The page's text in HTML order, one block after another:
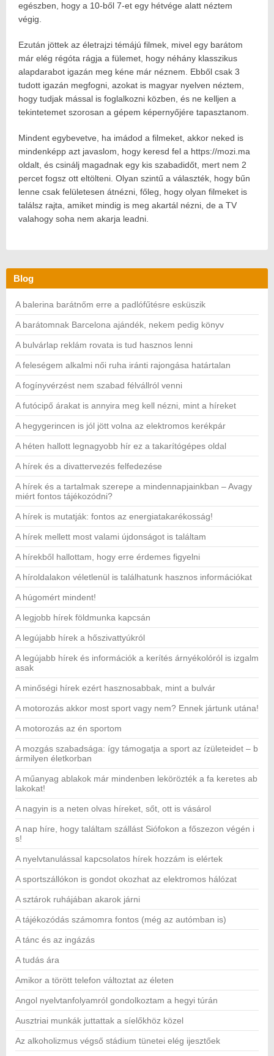
egészben, hogy a 10-ből 7-et egy hétvége alatt néztem
végig.
Ezután jöttek az életrajzi témájú filmek, mivel egy barátom
már elég régóta rágja a fülemet, hogy néhány klasszikus
alapdarabot igazán meg kéne már néznem. Ebből csak 3
tudott igazán megfogni, azokat is magyar nyelven néztem,
hogy tudjak mással is foglalkozni közben, és ne kelljen a
tekintetemet szorosan a gépem képernyőjére tapasztanom.
Mindent egybevetve, ha imádod a filmeket, akkor neked is
mindenképp azt javaslom, hogy keresd fel a https://mozi.ma
oldalt, és csinálj magadnak egy kis szabadidőt, mert nem 2
percet fogsz ott eltölteni. Olyan szintű a választék, hogy bűn
lenne csak felületesen átnézni, főleg, hogy olyan filmeket is
találsz rajta, amiket mindig is meg akartál nézni, de a TV
valahogy soha nem akarja leadni.
Blog
A balerina barátnőm erre a padlófűtésre esküszik
A barátomnak Barcelona ajándék, nekem pedig könyv
A bulvárlap reklám rovata is tud hasznos lenni
A feleségem alkalmi női ruha iránti rajongása határtalan
A fogínyvérzést nem szabad félvállról venni
A futócipő árakat is annyira meg kell nézni, mint a híreket
A hegygerincen is jól jött volna az elektromos kerékpár
A héten hallott legnagyobb hír ez a takarítógépes oldal
A hírek és a divattervezés felfedezése
A hírek és a tartalmak szerepe a mindennapjainkban – Avagy
miért fontos tájékozódni?
A hírek is mutatják: fontos az energiatakarékosság!
A hírek mellett most valami újdonságot is találtam
A hírekből hallottam, hogy erre érdemes figyelni
A híroldalakon véletlenül is találhatunk hasznos információkat
A húgomért mindent!
A legjobb hírek földmunka kapcsán
A legújabb hírek a hőszivattyúkról
A legújabb hírek és információk a kerítés árnyékolóról is izgalm
asak
A minőségi hírek ezért hasznosabbak, mint a bulvár
A motorozás akkor most sport vagy nem? Ennek jártunk utána!
A motorozás az én sportom
A mozgás szabadsága: így támogatja a sport az ízületeidet – b
ármilyen életkorban
A műanyag ablakok már mindenben lekörözték a fa keretes ab
lakokat!
A nagyin is a neten olvas híreket, sőt, ott is vásárol
A nap híre, hogy találtam szállást Siófokon a főszezon végén i
s!
A nyelvtanulással kapcsolatos hírek hozzám is elértek
A sportszállókon is gondot okozhat az elektromos hálózat
A sztárok ruhájában akarok járni
A tájékozódás számomra fontos (még az autómban is)
A tánc és az ingázás
A tudás ára
Amikor a törött telefon változtat az életen
Angol nyelvtanfolyamról gondolkoztam a hegyi túrán
Ausztriai munkák juttattak a síelőkhöz közel
Az alkoholizmus végső stádium tünetei elég ijesztőek